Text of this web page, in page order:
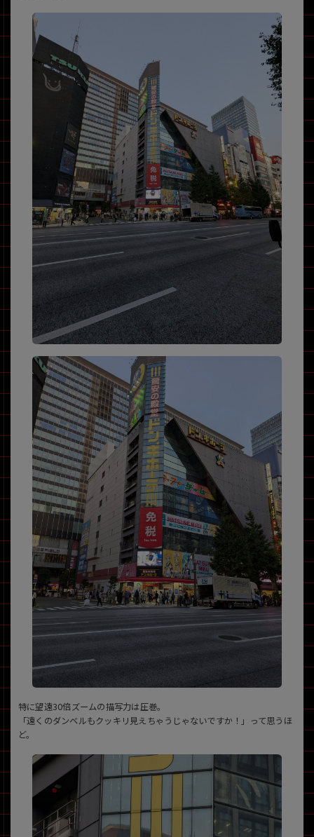
特に望遠30倍ズームの描写力は圧巻。
「遠くのダンベルもクッキリ見えちゃうじゃないですか！」って思うほ
ど。